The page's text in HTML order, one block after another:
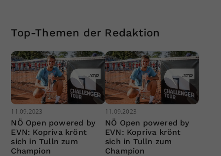
Top-Themen der Redaktion
11.09.2023
NÖ Open powered by
EVN: Kopriva krönt
sich in Tulln zum
Champion
11.09.2023
NÖ Open powered by
EVN: Kopriva krönt
sich in Tulln zum
Champion